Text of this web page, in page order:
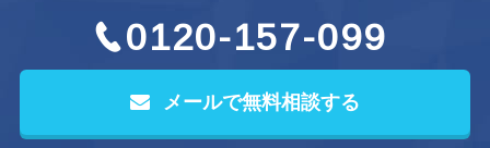
0120-157-099
メールで無料相談する